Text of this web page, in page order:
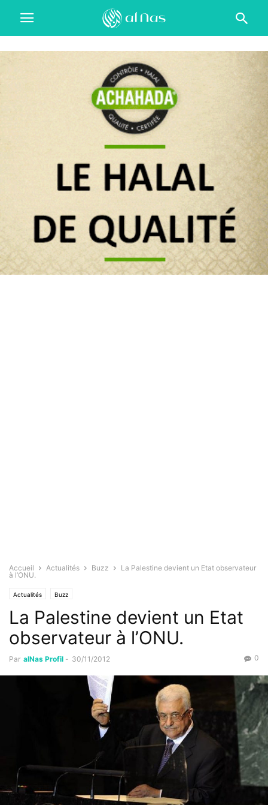
Accueil Actualités Buzz
La Palestine devient un Etat observateur
à l’ONU.
Actualités Buzz
La Palestine devient un Etat
observateur à l’ONU.
Par alNas Profil - 30/11/2012 0